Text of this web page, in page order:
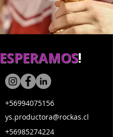
ESPERAMOS!
+56994075156
ys.productora@rockas.cl
+56985274224